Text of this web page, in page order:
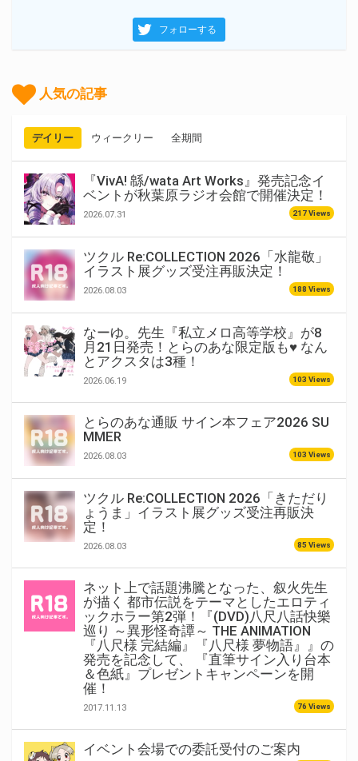
フォローする
人気の記事
デイリー ウィークリー 全期間
『VivA! 緜/wata Art Works』発売記念イ
ベントが秋葉原ラジオ会館で開催決定！
2026.07.31 217 Views
ツクル Re:COLLECTION 2026「水龍敬」
イラスト展グッズ受注再販決定！
2026.08.03 188 Views
なーゆ。先生『私立メロ高等学校』が8
月21日発売！とらのあな限定版も♥ なん
とアクスタは3種！
2026.06.19 103 Views
とらのあな通販 サイン本フェア2026 SU
MMER
2026.08.03 103 Views
ツクル Re:COLLECTION 2026「きただり
ょうま」イラスト展グッズ受注再販決
定！
2026.08.03 85 Views
ネット上で話題沸騰となった、叙火先生
が描く 都市伝説をテーマとしたエロティ
ックホラー第2弾！『(DVD)八尺八話快樂
巡り ～異形怪奇譚～ THE ANIMATION
『八尺様 完結編』『八尺様 夢物語』』の
発売を記念して、 『直筆サイン入り台本
＆色紙』プレゼントキャンペーンを開
催！
2017.11.13 76 Views
イベント会場での委託受付のご案内